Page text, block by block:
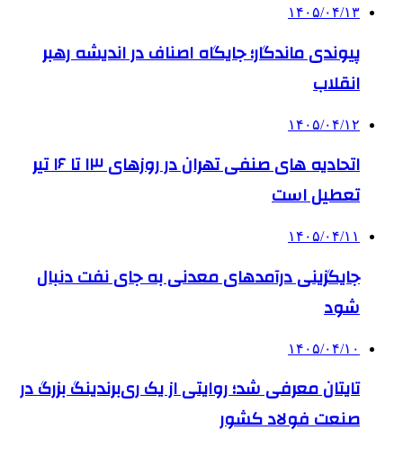
۱۴۰۵/۰۴/۱۳
پیوندی ماندگار؛ جایگاه اصناف در اندیشه رهبر
انقلاب
۱۴۰۵/۰۴/۱۲
اتحادیه های صنفی تهران در روزهای ۱۳ تا ۱۶ تیر
تعطیل است
۱۴۰۵/۰۴/۱۱
جایگزینی درآمدهای معدنی به جای نفت دنبال
شود
۱۴۰۵/۰۴/۱۰
تایتان معرفی شد؛ روایتی از یک ری‌برندینگ بزرگ در
صنعت فولاد کشور